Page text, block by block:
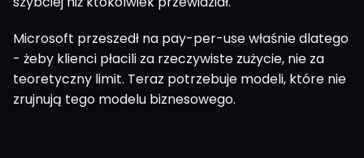
Microsoft przeszedł na pay-per-use właśnie dlatego
- żeby klienci płacili za rzeczywiste zużycie, nie za
teoretyczny limit. Teraz potrzebuje modeli, które nie
zrujnują tego modelu biznesowego.